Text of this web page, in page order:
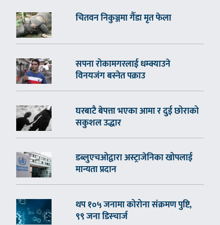
चितवन निकुञ्जमा गैँडा मृत फेला
सपना रोकामगरलाई धम्क्याउने
विनयजंग बस्नेत पक्राउ
घरबाटै बेपत्ता भएका आमा र दुई छोराको
सकुशल उद्धार
डब्लुएचओद्वारा अस्ट्राजेनिका खोपलाई
मान्यता प्रदान
थप १०५ जनामा कोरोना संक्रमण पुष्टि,
९९ जना डिस्चार्ज